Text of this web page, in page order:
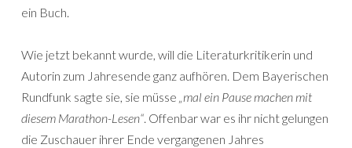
ein Buch.
Wie jetzt bekannt wurde, will die Literaturkritikerin und
Autorin zum Jahresende ganz aufhören. Dem Bayerischen
Rundfunk sagte sie, sie müsse „mal ein Pause machen mit
diesem Marathon-Lesen“. Offenbar war es ihr nicht gelungen
die Zuschauer ihrer Ende vergangenen Jahres